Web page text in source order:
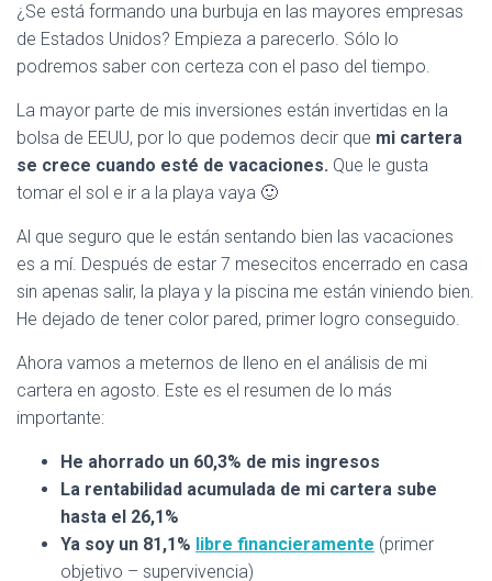
¿Se está formando una burbuja en las mayores empresas
de Estados Unidos? Empieza a parecerlo. Sólo lo
podremos saber con certeza con el paso del tiempo.
La mayor parte de mis inversiones están invertidas en la
bolsa de EEUU, por lo que podemos decir que mi cartera
se crece cuando esté de vacaciones. Que le gusta
tomar el sol e ir a la playa vaya 🙂
Al que seguro que le están sentando bien las vacaciones
es a mí. Después de estar 7 mesecitos encerrado en casa
sin apenas salir, la playa y la piscina me están viniendo bien.
He dejado de tener color pared, primer logro conseguido.
Ahora vamos a meternos de lleno en el análisis de mi
cartera en agosto. Este es el resumen de lo más
importante:
He ahorrado un 60,3% de mis ingresos
La rentabilidad acumulada de mi cartera sube
hasta el 26,1%
Ya soy un 81,1% libre financieramente (primer
objetivo – supervivencia)